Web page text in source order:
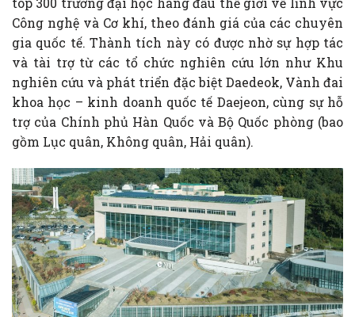
Công nghệ và Cơ khí, theo đánh giá của các chuyên
gia quốc tế. Thành tích này có được nhờ sự hợp tác
và tài trợ từ các tổ chức nghiên cứu lớn như Khu
nghiên cứu và phát triển đặc biệt Daedeok, Vành đai
khoa học – kinh doanh quốc tế Daejeon, cùng sự hỗ
trợ của Chính phủ Hàn Quốc và Bộ Quốc phòng (bao
gồm Lục quân, Không quân, Hải quân).